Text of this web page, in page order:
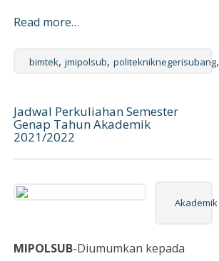
Read more…
bimtek, jmipolsub, politekniknegerisubang,
Jadwal Perkuliahan Semester
Genap Tahun Akademik
2021/2022
Akademik
MIPOLSUB-Diumumkan kepada